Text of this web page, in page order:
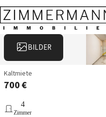
Inhalt
springen
BILDER
Kaltmiete
700 €
4
Zimmer